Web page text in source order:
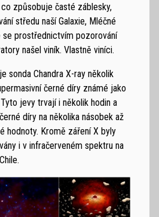
způsobuje časté záblesky,
středu naší Galaxie, Mléčné
se prostřednictvím pozorování
našel viník. Vlastně viníci.
sonda Chandra X-ray několik
černé díry známé jako
jevy trvají i několik hodin a
díry na několika násobek až
hodnoty. Kromě záření X byly
i v infračerveném spektru na